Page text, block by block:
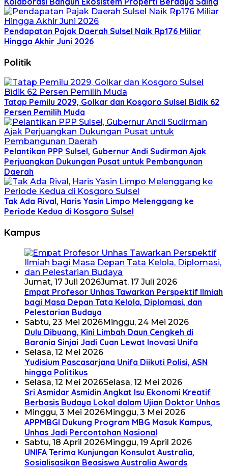
Pendapatan Pajak Daerah Sulsel Naik Rp176 Miliar
Hingga Akhir Juni 2026
Politik
Tatap Pemilu 2029, Golkar dan Kosgoro Sulsel Bidik 62
Persen Pemilih Muda
Pelantikan PPP Sulsel, Gubernur Andi Sudirman Ajak
Perjuangkan Dukungan Pusat untuk Pembangunan
Daerah
Tak Ada Rival, Haris Yasin Limpo Melenggang ke
Periode Kedua di Kosgoro Sulsel
Kampus
Jumat, 17 Juli 2026Jumat, 17 Juli 2026
Empat Profesor Unhas Tawarkan Perspektif Ilmiah
bagi Masa Depan Tata Kelola, Diplomasi, dan
Pelestarian Budaya
Sabtu, 23 Mei 2026Minggu, 24 Mei 2026
Dulu Dibuang, Kini Limbah Daun Cengkeh di
Barania Sinjai Jadi Cuan Lewat Inovasi Unifa
Selasa, 12 Mei 2026
Yudisium Pascasarjana Unifa Diikuti Polisi, ASN
hingga Politikus
Selasa, 12 Mei 2026Selasa, 12 Mei 2026
Sri Asmidar Asmidin Angkat Isu Ekonomi Kreatif
Berbasis Budaya Lokal dalam Ujian Doktor Unhas
Minggu, 3 Mei 2026Minggu, 3 Mei 2026
APPMBGI Dukung Program MBG Masuk Kampus,
Unhas Jadi Percontohan Nasional
Sabtu, 18 April 2026Minggu, 19 April 2026
UNIFA Terima Kunjungan Konsulat Australia,
Sosialisasikan Beasiswa Australia Awards